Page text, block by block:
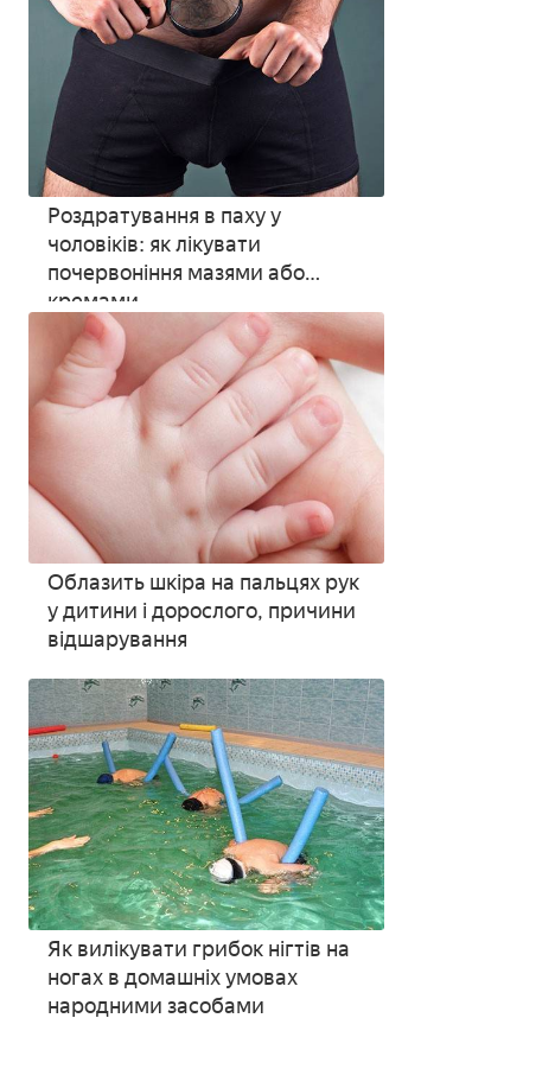
Роздратування в паху у
чоловіків: як лікувати
почервоніння мазями або
кремами
Облазить шкіра на пальцях рук
у дитини і дорослого, причини
відшарування
Як вилікувати грибок нігтів на
ногах в домашніх умовах
народними засобами